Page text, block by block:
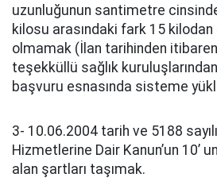
uzunluğunun santimetre
kilosu arasındaki fark 15
olmamak (İlan tarihinden
teşekküllü sağlık
başvuru esnasında sisteme
3- 10.06.2004 tarih ve 5188
Hizmetlerine Dair Kanun’un 10’
alan şartları taşımak.